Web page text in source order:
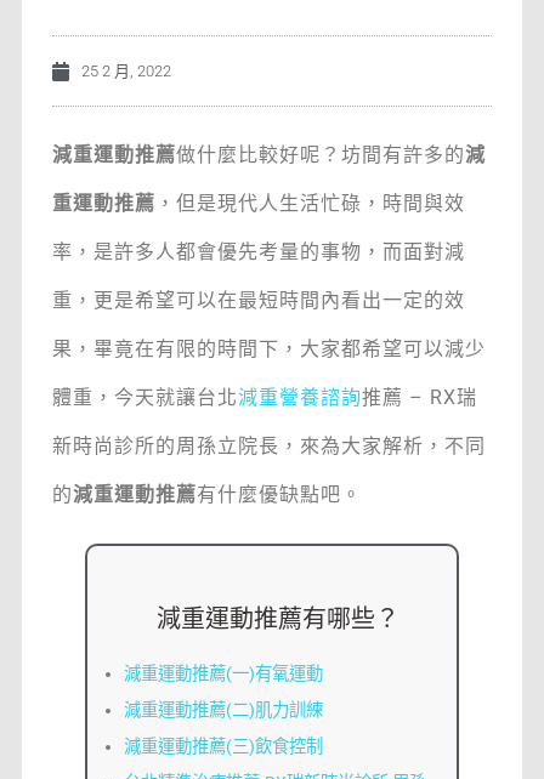
25 2 月, 2022
減重運動推薦做什麼比較好呢？坊間有許多的減
重運動推薦 ，但是現代人生活忙碌，時間與效
率，是許多人都會優先考量的事物，而面對減
重，更是希望可以在最短時間內看出一定的效
果，畢竟在有限的時間下，大家都希望可以減少
體重，今天就讓台北減重營養諮詢推薦 – RX瑞
新時尚診所的周孫立院長，來為大家解析，不同
的減重運動推薦有什麼優缺點吧。
減重運動推薦有哪些？
減重運動推薦(一)有氧運動
減重運動推薦(二)肌力訓練
減重運動推薦(三)飲食控制